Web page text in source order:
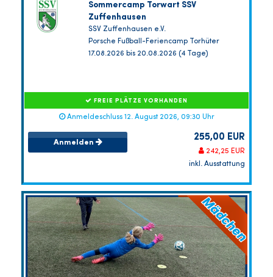
Sommercamp Torwart SSV
Zuffenhausen
SSV Zuffenhausen e.V.
Porsche Fußball-Feriencamp Torhüter
17.08.2026 bis 20.08.2026 (4 Tage)
FREIE PLÄTZE VORHANDEN
Anmeldeschluss 12. August 2026, 09:30 Uhr
Anmelden 255,00 EUR
242,25 EUR
inkl. Ausstattung